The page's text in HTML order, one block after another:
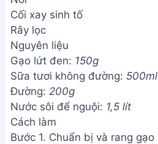
Cối xay sinh tố
Rây lọc
Nguyên liệu
Gạo lứt đen: 150g
Sữa tươi không đường: 500ml
Đường: 200g
Nước sôi để nguội: 1,5 lít
Cách làm
Bước 1. Chuẩn bị và rang gạo